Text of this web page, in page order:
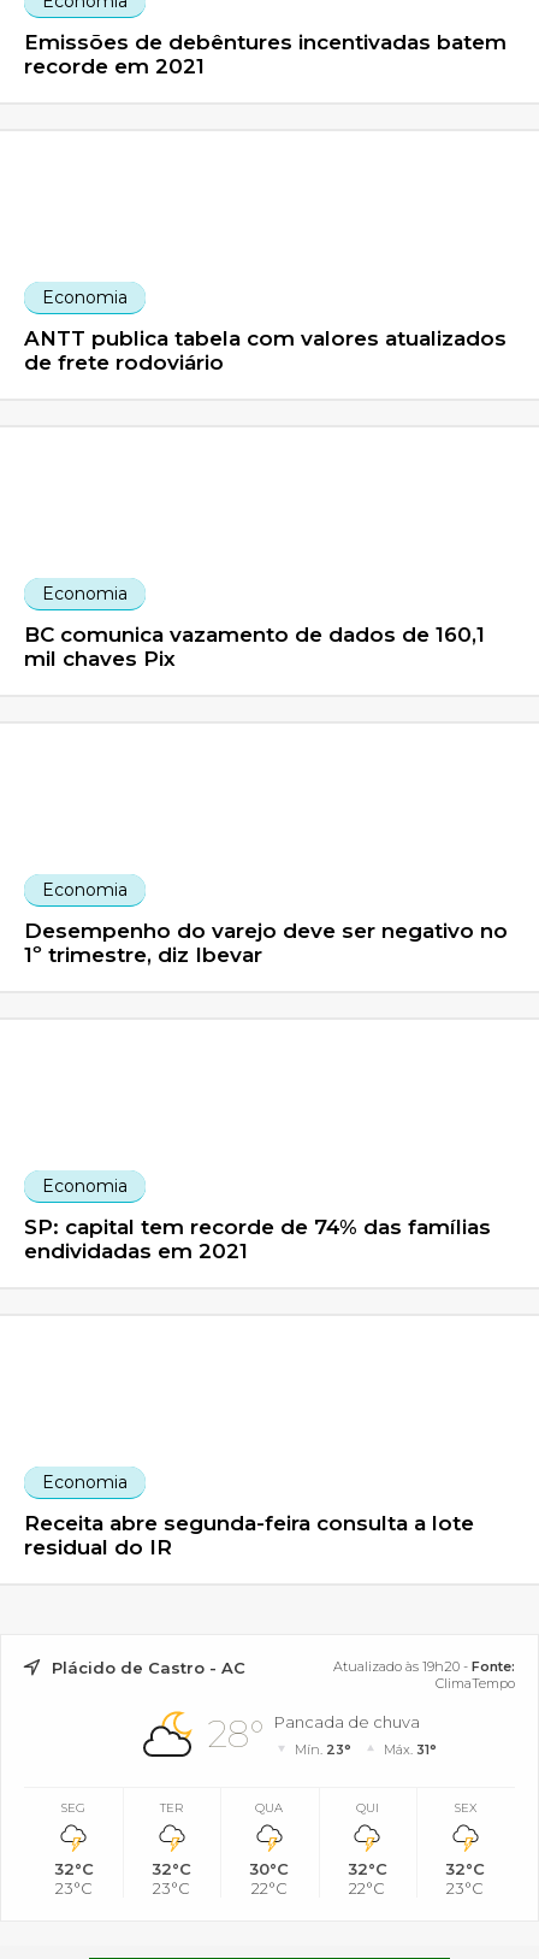
Emissões de debêntures incentivadas batem
recorde em 2021
Economia
ANTT publica tabela com valores atualizados
de frete rodoviário
Economia
BC comunica vazamento de dados de 160,1
mil chaves Pix
Economia
Desempenho do varejo deve ser negativo no
1º trimestre, diz Ibevar
Economia
SP: capital tem recorde de 74% das famílias
endividadas em 2021
Economia
Receita abre segunda-feira consulta a lote
residual do IR
Plácido de Castro - AC Atualizado às 19h20 - Fonte:
ClimaTempo
28° Pancada de chuva
Mín. 23° Máx. 31°
SEG
32°C
23°C
TER
32°C
23°C
QUA
30°C
22°C
QUI
32°C
22°C
SEX
32°C
23°C